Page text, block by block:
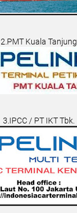
2.PMT Kuala Tanjung
3.IPCC / PT IKT Tbk.